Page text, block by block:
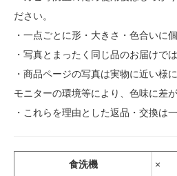
ださい。
・一点ごとに形・大きさ・色合いに
・写真とまったく同じ品のお届けで
・商品ページの写真は実物に近い様
モニターの環境等により、色味に差
・これらを理由とした返品・交換は
食洗機 ×